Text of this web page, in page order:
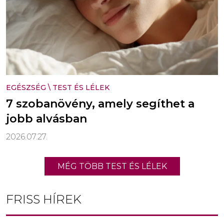
EGÉSZSÉG \ TEST ÉS LÉLEK
7 szobanövény, amely segíthet a
jobb alvásban
2026.07.27.
MÉG TÖBB TEST ÉS LÉLEK
FRISS HÍREK